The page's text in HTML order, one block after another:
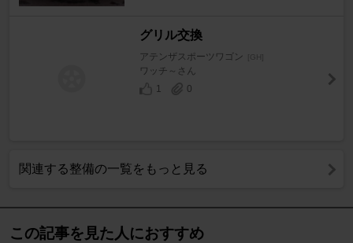
グリル交換
アテンザスポーツワゴン [GH]
ワッチ～さん
1
0
関連する整備の一覧をもっと見る
この記事を見た人におすすめ